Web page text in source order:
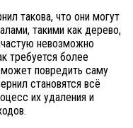
такова, что они могут
такими как дерево,
невозможно
требуется более
повредить саму
становятся всё
их удаления и